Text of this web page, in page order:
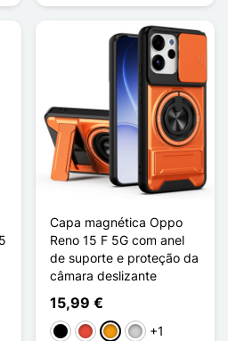
Capa magnética Oppo
Reno 15 F 5G com anel
de suporte e proteção da
câmara deslizante
15,99 €
PretoVermelho
LaranjaPrata
+1